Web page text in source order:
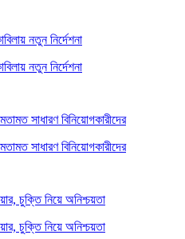
নতুন নির্দেশনা
নতুন নির্দেশনা
সাধারণ বিনিয়োগকারীদের
সাধারণ বিনিয়োগকারীদের
চুক্তি নিয়ে অনিশ্চয়তা
চুক্তি নিয়ে অনিশ্চয়তা